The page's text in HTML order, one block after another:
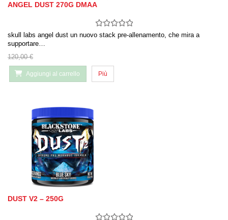
ANGEL DUST 270G DMAA
skull labs angel dust un nuovo stack pre-allenamento, che mira a
supportare…
120,00 €
Aggiungi al carrello Più
DUST V2 – 250G